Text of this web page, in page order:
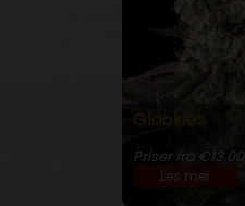
Glookies
Priser fra €13.00
Les mer